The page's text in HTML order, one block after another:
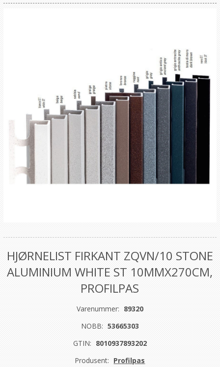
HJØRNELIST FIRKANT ZQVN/10 STONE
ALUMINIUM WHITE ST 10MMX270CM,
PROFILPAS
Varenummer: 89320
NOBB: 53665303
GTIN: 8010937893202
Produsent: Profilpas